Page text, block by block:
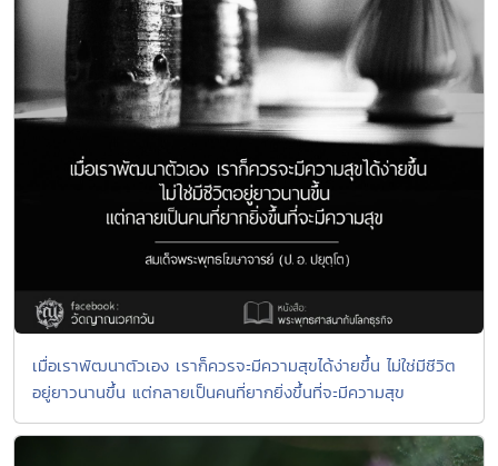
เมื่อเราพัฒนาตัวเอง เราก็ควรจะมีความสุขได้ง่ายขึ้น ไม่ใช่มีชีวิต
อยู่ยาวนานขึ้น แต่กลายเป็นคนที่ยากยิ่งขึ้นที่จะมีความสุข